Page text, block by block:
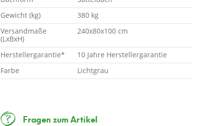
Gewicht (kg)
380 kg
Versandmaße
(LxBxH)
240x80x100 cm
Herstellergarantie*
10 Jahre Herstellergarantie
Farbe
Lichtgrau
Fragen zum Artikel